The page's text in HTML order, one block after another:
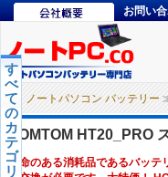
お問い
ノートパソコン バッテリー
す
べ
て
の
カ
テ
ゴ
リ
HOMTOM HT20_PRO
寿命のある消耗品であるバッテ